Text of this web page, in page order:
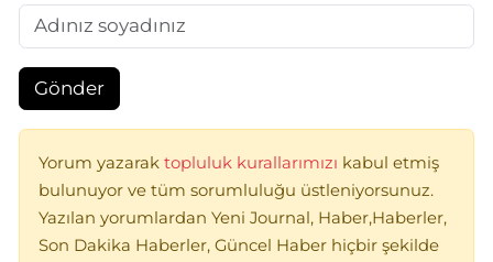
Gönder
Yorum yazarak topluluk kurallarımızı kabul etmiş
bulunuyor ve tüm sorumluluğu üstleniyorsunuz.
Yazılan yorumlardan Yeni Journal, Haber,Haberler,
Son Dakika Haberler, Güncel Haber hiçbir şekilde